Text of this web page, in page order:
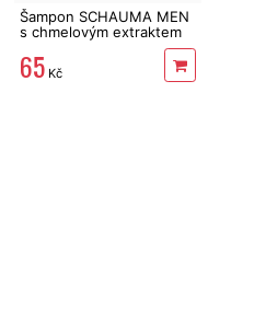
Šampon SCHAUMA MEN
s chmelovým extraktem
65 Kč